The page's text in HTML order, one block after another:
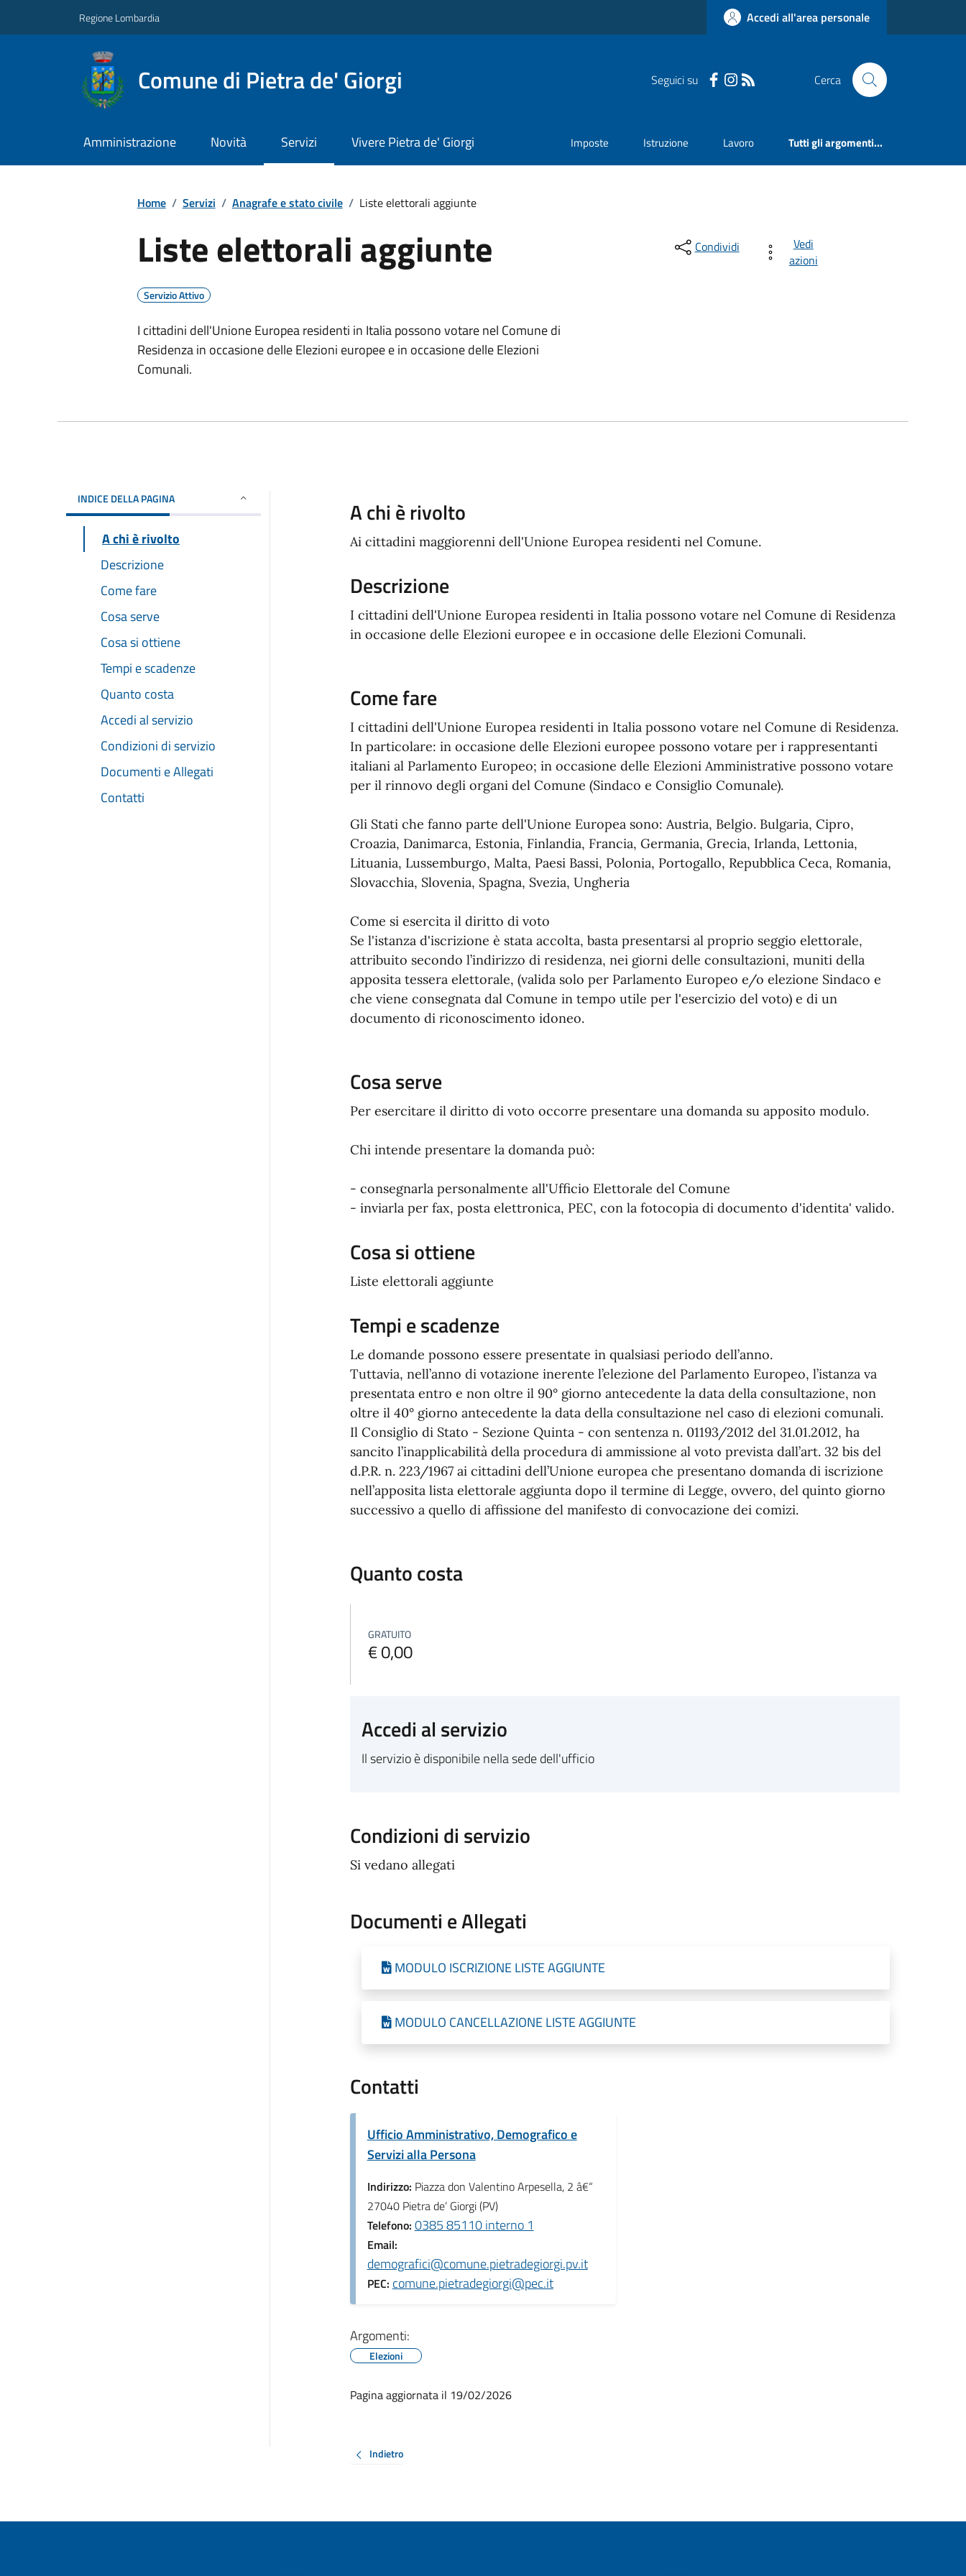
Regione Lombardia Accedi all'area personale
Comune di Pietra de' Giorgi Seguici su Cerca
Amministrazione Novità Servizi Vivere Pietra de' Giorgi Imposte Istruzione Lavoro Tutti gli argomenti...
Home / Servizi / Anagrafe e stato civile / Liste elettorali aggiunte
Liste elettorali aggiunte
Servizio Attivo
I cittadini dell'Unione Europea residenti in Italia possono votare nel Comune di
Residenza in occasione delle Elezioni europee e in occasione delle Elezioni
Comunali.
Condividi
Vedi
azioni
INDICE DELLA PAGINA
A chi è rivolto
Descrizione
Come fare
Cosa serve
Cosa si ottiene
Tempi e scadenze
Quanto costa
Accedi al servizio
Condizioni di servizio
Documenti e Allegati
Contatti
A chi è rivolto
Ai cittadini maggiorenni dell'Unione Europea residenti nel Comune.
Descrizione
I cittadini dell'Unione Europea residenti in Italia possono votare nel Comune di Residenza
in occasione delle Elezioni europee e in occasione delle Elezioni Comunali.
Come fare
I cittadini dell'Unione Europea residenti in Italia possono votare nel Comune di Residenza.
In particolare: in occasione delle Elezioni europee possono votare per i rappresentanti
italiani al Parlamento Europeo; in occasione delle Elezioni Amministrative possono votare
per il rinnovo degli organi del Comune (Sindaco e Consiglio Comunale).
Gli Stati che fanno parte dell'Unione Europea sono: Austria, Belgio. Bulgaria, Cipro,
Croazia, Danimarca, Estonia, Finlandia, Francia, Germania, Grecia, Irlanda, Lettonia,
Lituania, Lussemburgo, Malta, Paesi Bassi, Polonia, Portogallo, Repubblica Ceca, Romania,
Slovacchia, Slovenia, Spagna, Svezia, Ungheria
Come si esercita il diritto di voto
Se l'istanza d'iscrizione è stata accolta, basta presentarsi al proprio seggio elettorale,
attribuito secondo l’indirizzo di residenza, nei giorni delle consultazioni, muniti della
apposita tessera elettorale, (valida solo per Parlamento Europeo e/o elezione Sindaco e
che viene consegnata dal Comune in tempo utile per l'esercizio del voto) e di un
documento di riconoscimento idoneo.
Cosa serve
Per esercitare il diritto di voto occorre presentare una domanda su apposito modulo.
Chi intende presentare la domanda può:
- consegnarla personalmente all'Ufficio Elettorale del Comune
- inviarla per fax, posta elettronica, PEC, con la fotocopia di documento d'identita' valido.
Cosa si ottiene
Liste elettorali aggiunte
Tempi e scadenze
Le domande possono essere presentate in qualsiasi periodo dell’anno.
Tuttavia, nell’anno di votazione inerente l’elezione del Parlamento Europeo, l’istanza va
presentata entro e non oltre il 90° giorno antecedente la data della consultazione, non
oltre il 40° giorno antecedente la data della consultazione nel caso di elezioni comunali.
Il Consiglio di Stato - Sezione Quinta - con sentenza n. 01193/2012 del 31.01.2012, ha
sancito l’inapplicabilità della procedura di ammissione al voto prevista dall’art. 32 bis del
d.P.R. n. 223/1967 ai cittadini dell’Unione europea che presentano domanda di iscrizione
nell’apposita lista elettorale aggiunta dopo il termine di Legge, ovvero, del quinto giorno
successivo a quello di affissione del manifesto di convocazione dei comizi.
Quanto costa
GRATUITO
€ 0,00
Accedi al servizio
Il servizio è disponibile nella sede dell'ufficio
Condizioni di servizio
Si vedano allegati
Documenti e Allegati
MODULO ISCRIZIONE LISTE AGGIUNTE
MODULO CANCELLAZIONE LISTE AGGIUNTE
Contatti
Ufficio Amministrativo, Demografico e
Servizi alla Persona
Indirizzo: Piazza don Valentino Arpesella, 2 â€“
27040 Pietra de’ Giorgi (PV)
Telefono:0385 85110 interno 1
Email:
demografici@comune.pietradegiorgi.pv.it
PEC:comune.pietradegiorgi@pec.it
Argomenti:
Elezioni
Pagina aggiornata il 19/02/2026
Indietro